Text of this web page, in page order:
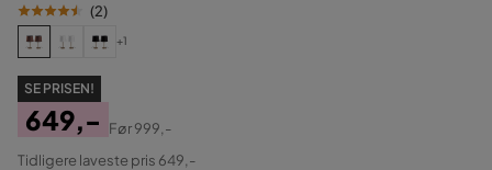
(2)
+1
SE PRISEN!
Pris
649,-
Original
Før999,-
Tidligere laveste pris 649,-